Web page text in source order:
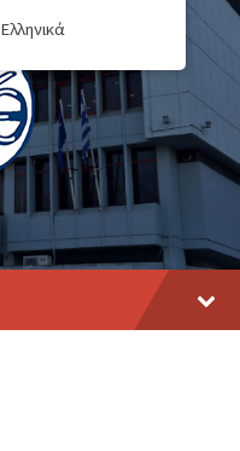
Ελληνικά